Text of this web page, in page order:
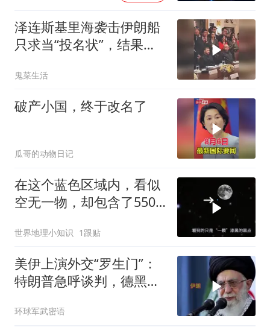
泽连斯基里海袭击伊朗船
只求当“投名状”，结果特
鬼菜生活
破产小国，终于改名了
瓜哥的动物日记
在这个蓝色区域内，看似
空无一物，却包含了5500
世界地理小知识 1跟贴
美伊上演外交“罗生门”：
特朗普急呼谈判，德黑兰
环球军武密语